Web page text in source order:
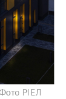
РІЕЛ